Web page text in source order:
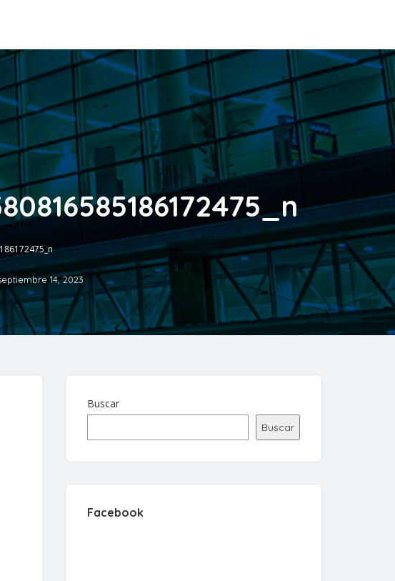
14, 2023
Buscar
Buscar
Facebook